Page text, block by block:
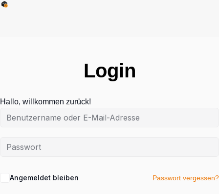
Login
Hallo, willkommen zurück!
Angemeldet bleiben Passwort vergessen?